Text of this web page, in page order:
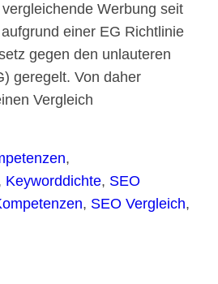
Werbung seit
einer EG Richtlinie
gegen den unlauteren
geregelt. Von daher
Vergleich
,
Keyworddichte, SEO
, SEO Vergleich,